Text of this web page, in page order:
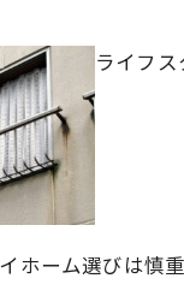
ライフ
ホーム選びは慎